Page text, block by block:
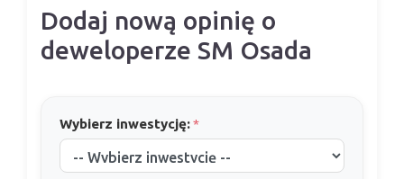
Dodaj nową opinię o
deweloperze SM Osada
Wybierz inwestycję:*